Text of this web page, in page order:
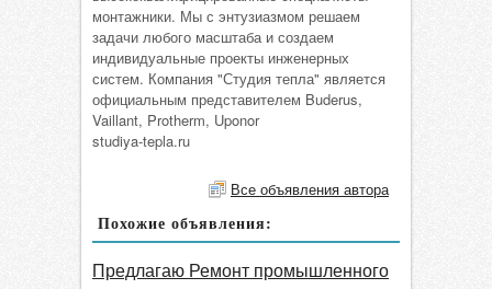
монтажники. Мы с энтузиазмом решаем
задачи любого масштаба и создаем
индивидуальные проекты инженерных
систем. Компания "Студия тепла" является
официальным представителем Buderus,
Vaillant, Protherm, Uponor
studiya-tepla.ru
Все объявления автора
Похожие объявления:
Предлагаю Ремонт промышленного